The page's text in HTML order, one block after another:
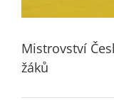
Mistrovství
žáků